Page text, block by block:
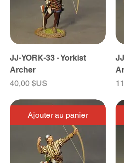
JJ-YORK-33 - Yorkist
Archer
Prix
40,00 $US
Ajouter au panier